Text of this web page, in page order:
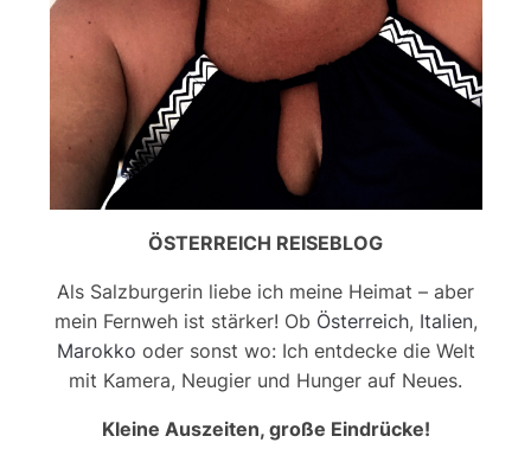
ÖSTERREICH REISEBLOG
Als Salzburgerin liebe ich meine Heimat – aber
mein Fernweh ist stärker! Ob Österreich, Italien,
Marokko oder sonst wo: Ich entdecke die Welt
mit Kamera, Neugier und Hunger auf Neues.
Kleine Auszeiten, große Eindrücke!